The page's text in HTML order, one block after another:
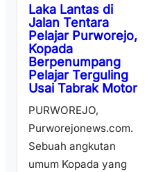
Laka Lantas di
Jalan Tentara
Pelajar Purworejo,
Kopada
Berpenumpang
Pelajar Terguling
Usai Tabrak Motor
PURWOREJO,
Purworejonews.com.
Sebuah angkutan
umum Kopada yang